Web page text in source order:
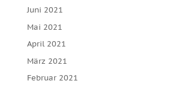
Juni 2021
Mai 2021
April 2021
März 2021
Februar 2021